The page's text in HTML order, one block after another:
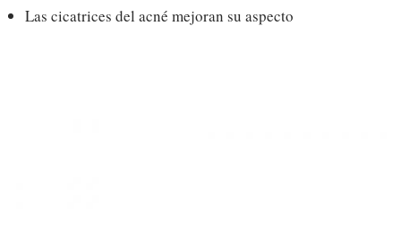
Las cicatrices del acné mejoran su aspecto